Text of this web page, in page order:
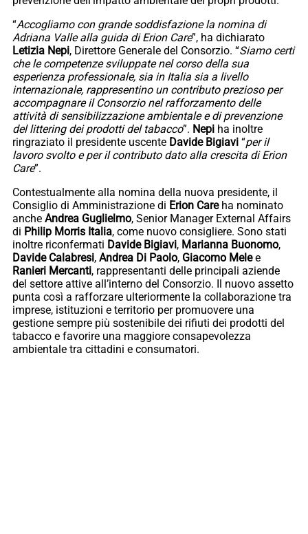
“Accogliamo con grande soddisfazione la nomina di
Adriana Valle alla guida di Erion Care”, ha dichiarato
Letizia Nepi, Direttore Generale del Consorzio. “Siamo certi
che le competenze sviluppate nel corso della sua
esperienza professionale, sia in Italia sia a livello
internazionale, rappresentino un contributo prezioso per
accompagnare il Consorzio nel rafforzamento delle
attività di sensibilizzazione ambientale e di prevenzione
del littering dei prodotti del tabacco”. Nepi ha inoltre
ringraziato il presidente uscente Davide Bigiavi “per il
lavoro svolto e per il contributo dato alla crescita di Erion
Care”.
Contestualmente alla nomina della nuova presidente, il
Consiglio di Amministrazione di Erion Careha nominato
anche Andrea Guglielmo, Senior Manager External Affairs
di Philip Morris Italia, come nuovo consigliere. Sono stati
inoltre riconfermati Davide Bigiavi, Marianna Buonomo,
Davide Calabresi, Andrea Di Paolo, Giacomo Melee
Ranieri Mercanti, rappresentanti delle principali aziende
del settore attive all’interno del Consorzio. Il nuovo assetto
punta così a rafforzare ulteriormente la collaborazione tra
imprese, istituzioni e territorio per promuovere una
gestione sempre più sostenibile dei rifiuti dei prodotti del
tabacco e favorire una maggiore consapevolezza
ambientale tra cittadini e consumatori.